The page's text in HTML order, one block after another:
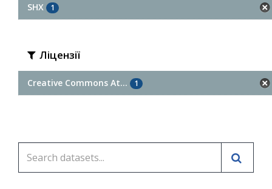
SHX 1
Ліцензії
Creative Commons At... 1